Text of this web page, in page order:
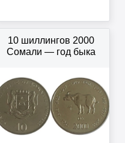
10 шиллингов 2000
Сомали — год быка